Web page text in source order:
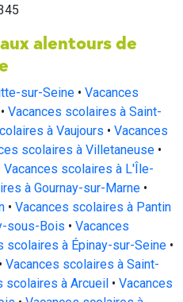
alentours de
sur-Seine • Vacances
• Vacances scolaires à Saint-
à Vaujours • Vacances
scolaires à Villetaneuse •
Vacances scolaires à L'Île-
à Gournay-sur-Marne •
• Vacances scolaires à Pantin
sous-Bois • Vacances
scolaires à Épinay-sur-Seine •
• Vacances scolaires à Saint-
scolaires à Arcueil • Vacances